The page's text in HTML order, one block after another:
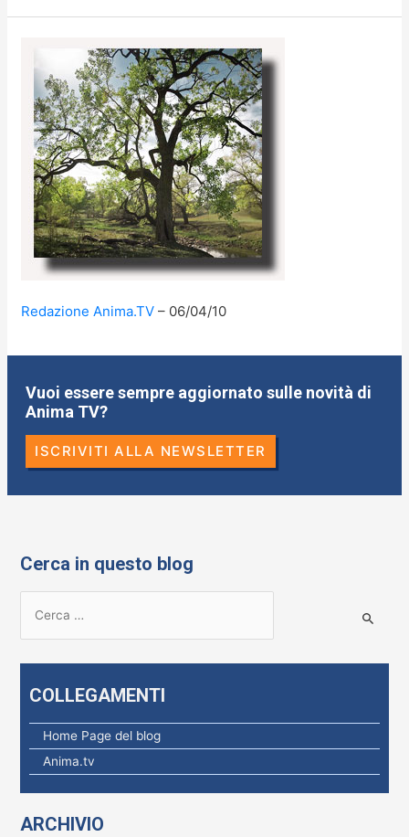
Redazione Anima.TV 06/04/10
Vuoi essere sempre aggiornato sulle novità di
Anima TV?
ISCRIVITI ALLA NEWSLETTER
Cerca in questo blog
r
COLLEGAMENTI
Home Page del blog
Anima.tv
ARCHIVIO